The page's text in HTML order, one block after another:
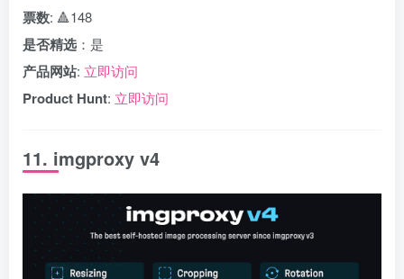
票数: 🔺148
是否精选 ：是
产品网站: 立即访问
Product Hunt: 立即访问
11. imgproxy v4